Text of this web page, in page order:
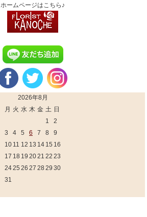
ホームページはこちら♪
2026年8月
月 火 水 木 金 土 日
1
2
3
4 5 6 7 8
9
10 11 12 13 14 15 16
17 18 19 2021 22 23
2425 26 27 28 29 30
31